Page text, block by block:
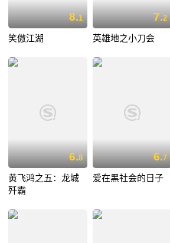
8.1
笑傲江湖
7.2
英雄地之小刀会
6.8
黄飞鸿之五：龙城
歼霸
6.7
爱在黑社会的日子